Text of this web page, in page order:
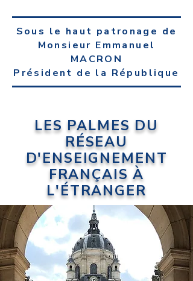
Sous le haut patronage de
Monsieur Emmanuel
MACRON
Président de la République
LES PALMES DU
RÉSEAU
D'ENSEIGNEMENT
FRANÇAIS À
L'ÉTRANGER